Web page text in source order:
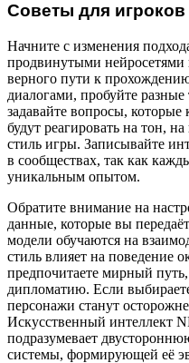
Советы для игроков
Начните с изменения
продвинутыми нейросетями
верного пути к
диалогами, пробуйте
задавайте вопросы,
будут реагировать на тон,
стиль игры. Записывайте
в сообществах, так как
уникальным опытом.
Обратите внимание на
данные, которые вы
модели обучаются на
стиль влияет на поведение
предпочитаете мирный
дипломатию. Если
персонажи станут
Искусственный интеллект
подразумевает
системы, формирующей её